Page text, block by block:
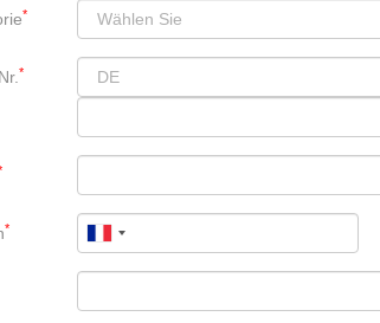
*
*
*